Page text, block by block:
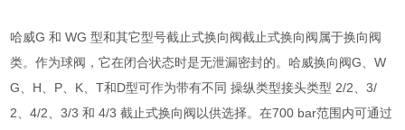
哈威G 和 WG 型和其它型号截止式换向阀截止式换向阀属于换向阀
类。作为球阀，它在闭合状态时是无泄漏密封的。哈威换向阀G、W
G、H、P、K、T和D型可作为带有不同 操纵类型接头类型 2/2、3/
2、4/2、3/3 和 4/3 截止式换向阀以供选择。在700 bar范围内可通过